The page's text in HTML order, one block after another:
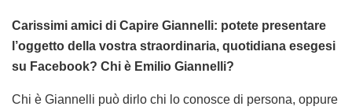
Carissimi amici di Capire Giannelli: potete presentare
l’oggetto della vostra straordinaria, quotidiana esegesi
su Facebook? Chi è Emilio Giannelli?
Chi è Giannelli può dirlo chi lo conosce di persona, oppure